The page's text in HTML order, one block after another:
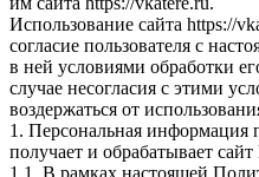
Использование сайта https://
согласие пользователя с
в ней условиями обработки
случае несогласия с этими
воздержаться от
1. Персональная информация
получает и обрабатывает
1.1. В рамках настоящей